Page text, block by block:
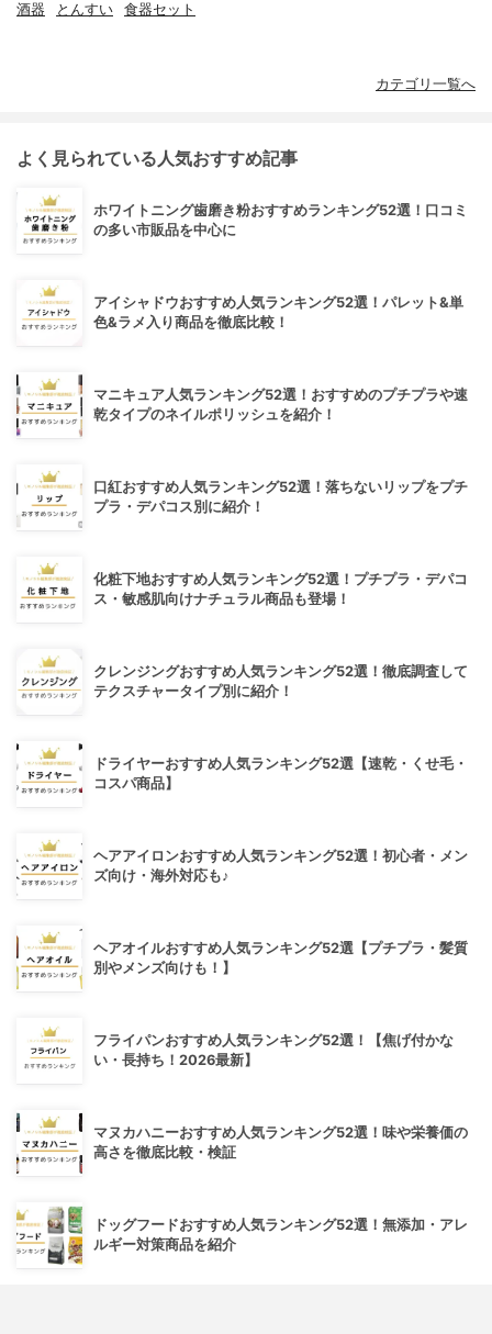
酒器 とんすい 食器セット
カテゴリ一覧へ
よく見られている人気おすすめ記事
ホワイトニング歯磨き粉おすすめランキング52選！口コミ
の多い市販品を中心に
アイシャドウおすすめ人気ランキング52選！パレット&単
色&ラメ入り商品を徹底比較！
マニキュア人気ランキング52選！おすすめのプチプラや速
乾タイプのネイルポリッシュを紹介！
口紅おすすめ人気ランキング52選！落ちないリップをプチ
プラ・デパコス別に紹介！
化粧下地おすすめ人気ランキング52選！プチプラ・デパコ
ス・敏感肌向けナチュラル商品も登場！
クレンジングおすすめ人気ランキング52選！徹底調査して
テクスチャータイプ別に紹介！
ドライヤーおすすめ人気ランキング52選【速乾・くせ毛・
コスパ商品】
ヘアアイロンおすすめ人気ランキング52選！初心者・メン
ズ向け・海外対応も♪
ヘアオイルおすすめ人気ランキング52選【プチプラ・髪質
別やメンズ向けも！】
フライパンおすすめ人気ランキング52選！【焦げ付かな
い・長持ち！2026最新】
マヌカハニーおすすめ人気ランキング52選！味や栄養価の
高さを徹底比較・検証
ドッグフードおすすめ人気ランキング52選！無添加・アレ
ルギー対策商品を紹介